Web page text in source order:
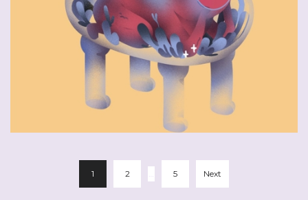
Glory Chantry
1 2 … 5 Next